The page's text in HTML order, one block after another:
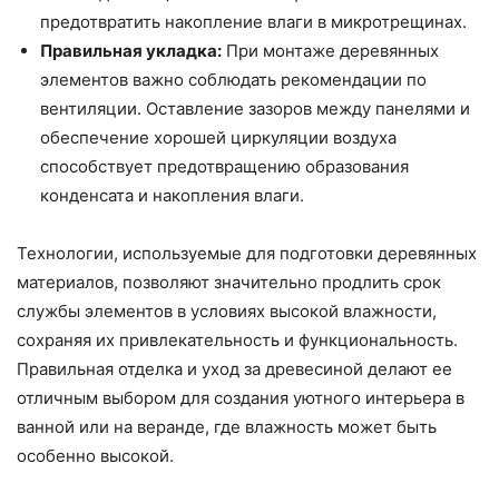
предотвратить накопление влаги в микротрещинах.
Правильная укладка: При монтаже деревянных
элементов важно соблюдать рекомендации по
вентиляции. Оставление зазоров между панелями и
обеспечение хорошей циркуляции воздуха
способствует предотвращению образования
конденсата и накопления влаги.
Технологии, используемые для подготовки деревянных
материалов, позволяют значительно продлить срок
службы элементов в условиях высокой влажности,
сохраняя их привлекательность и функциональность.
Правильная отделка и уход за древесиной делают ее
отличным выбором для создания уютного интерьера в
ванной или на веранде, где влажность может быть
особенно высокой.